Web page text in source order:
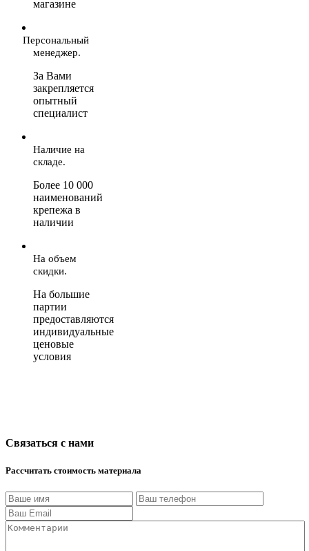
магазине
Персональный
менеджер.
За Вами
закрепляется
опытный
специалист
Наличие на
складе.
Более 10 000
наименований
крепежа в
наличии
На объем
скидки.
На большие
партии
предоставляются
индивидуальные
ценовые
условия
Связаться с нами
Рассчитать стоимость материала